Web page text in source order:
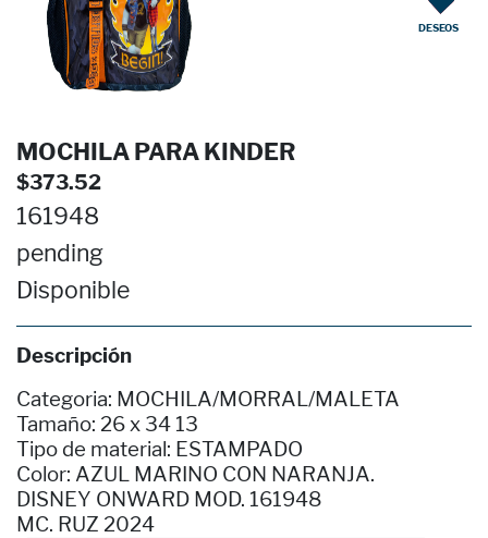
MOCHILA PARA KINDER
$373.52
161948
pending
Disponible
Descripción
DESEOS
Categoria: MOCHILA/MORRAL/MALETA
Tamaño: 26 x 34 13
Tipo de material: ESTAMPADO
Color: AZUL MARINO CON NARANJA.
DISNEY ONWARD MOD. 161948
MC. RUZ 2024